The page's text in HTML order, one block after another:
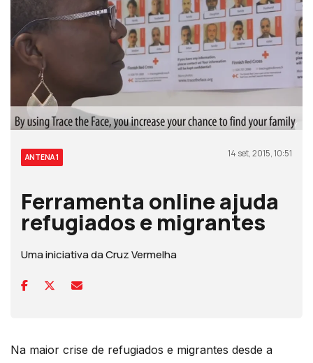
ANTENA 1 14 set, 2015, 10:51
Ferramenta online ajuda
refugiados e migrantes
Uma iniciativa da Cruz Vermelha
Na maior crise de refugiados e migrantes desde a